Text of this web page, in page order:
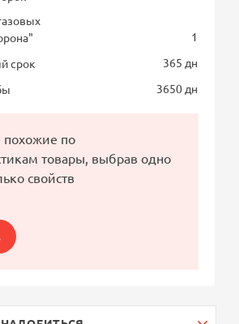
1
срок
365 дн
3650 дн
похожие по
товары, выбрав одно
свойств